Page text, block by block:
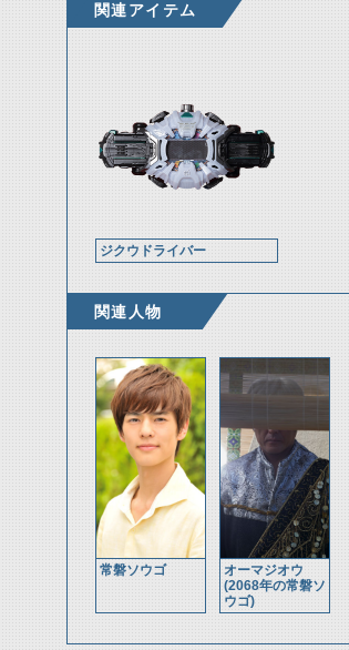
関連アイテム
ジクウドライバー
関連人物
常磐ソウゴ
オーマジオウ
(2068年の常磐ソ
ウゴ)